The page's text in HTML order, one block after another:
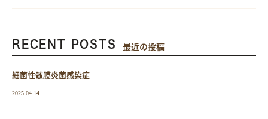
RECENT POSTS 最近の投稿
細菌性髄膜炎菌感染症
2025.04.14